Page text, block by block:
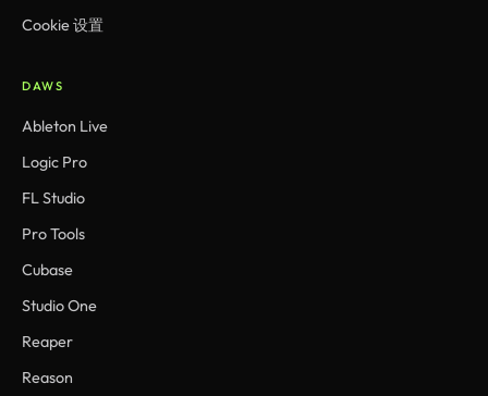
Cookie 设置
DAWS
Ableton Live
Logic Pro
FL Studio
Pro Tools
Cubase
Studio One
Reaper
Reason